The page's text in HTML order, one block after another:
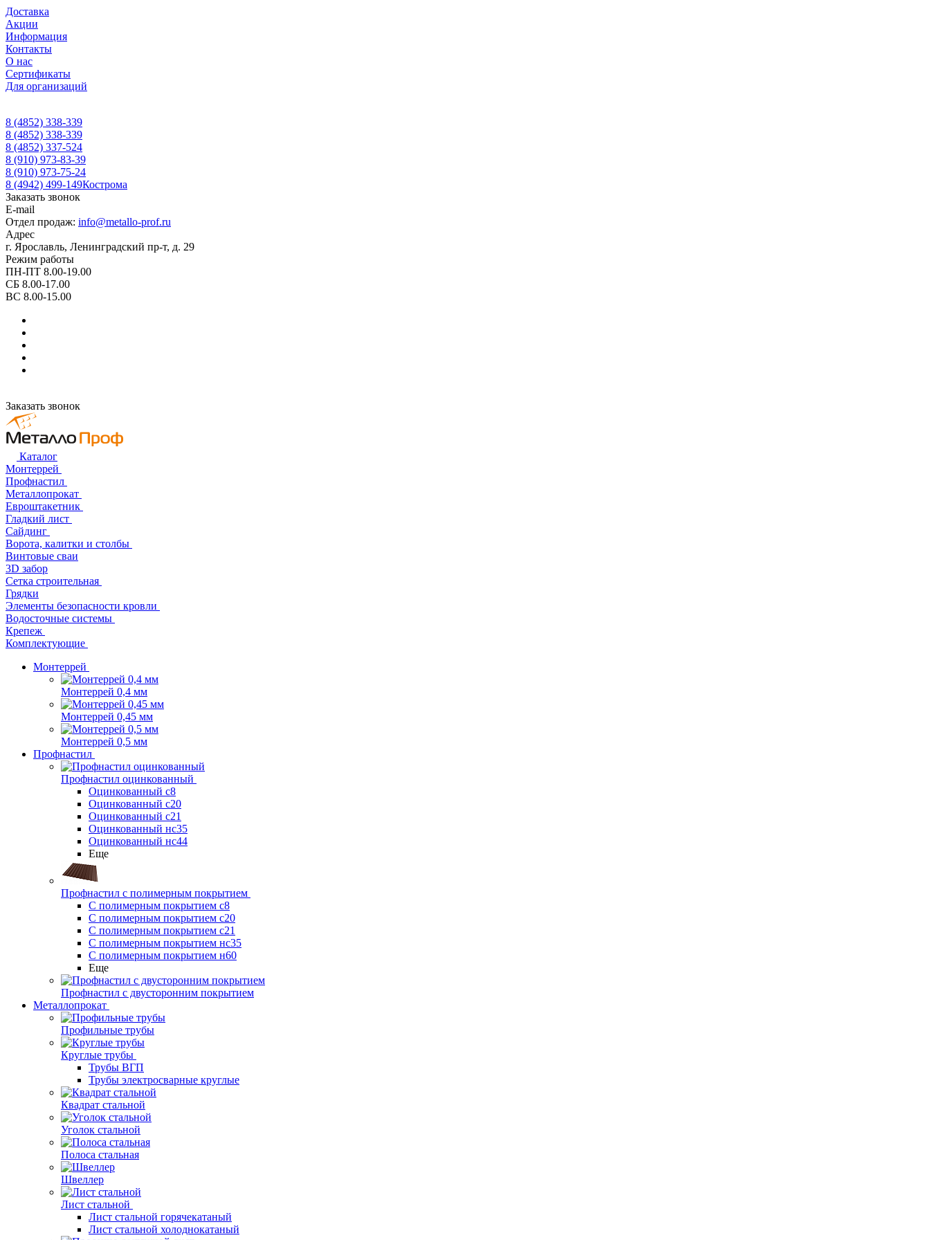
Доставка
Акции
Информация
Контакты
О нас
Сертификаты
Для организаций
8 (4852) 338-339
8 (4852) 338-339
8 (4852) 337-524
8 (910) 973-83-39
8 (910) 973-75-24
8 (4942) 499-149Кострома
Заказать звонок
E-mail
Отдел продаж: info@metallo-prof.ru
Адрес
г. Ярославль, Ленинградский пр-т, д. 29
Режим работы
ПН-ПТ 8.00-19.00
СБ 8.00-17.00
ВС 8.00-15.00
Заказать звонок
Каталог
Монтеррей
Профнастил
Металлопрокат
Евроштакетник
Гладкий лист
Сайдинг
Ворота, калитки и столбы
Винтовые сваи
3D забор
Сетка строительная
Грядки
Элементы безопасности кровли
Водосточные системы
Крепеж
Комплектующие
Монтеррей
Монтеррей 0,4 мм
Монтеррей 0,45 мм
Монтеррей 0,5 мм
Профнастил
Профнастил оцинкованный
Оцинкованный с8
Оцинкованный с20
Оцинкованный с21
Оцинкованный нс35
Оцинкованный нс44
Еще
Профнастил с полимерным покрытием
С полимерным покрытием с8
С полимерным покрытием с20
С полимерным покрытием с21
С полимерным покрытием нс35
С полимерным покрытием н60
Еще
Профнастил с двусторонним покрытием
Металлопрокат
Профильные трубы
Круглые трубы
Трубы ВГП
Трубы электросварные круглые
Квадрат стальной
Уголок стальной
Полоса стальная
Швеллер
Лист стальной
Лист стальной горячекатаный
Лист стальной холоднокатаный